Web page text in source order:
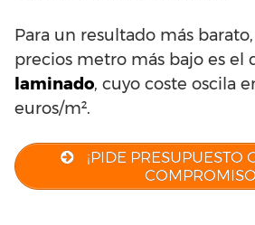
Para un resultado más
precios metro más bajo es el
laminado, cuyo coste oscila
euros/m².
¡PIDE PRESUPUESTO